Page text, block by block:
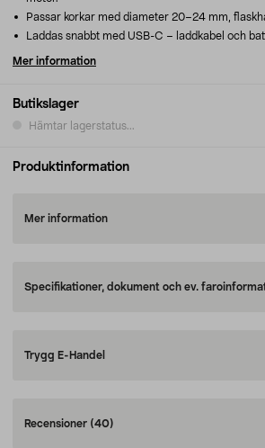
Butikslager
Hämtar lagerstatus...
Passar korkar med diameter 20–24 mm,
Laddas snabbt med USB-C – laddkabel och
Mer information
Produktinformation
Mer information
Specifikationer, dokument och ev.
Trygg E-Handel
Recensioner (40)